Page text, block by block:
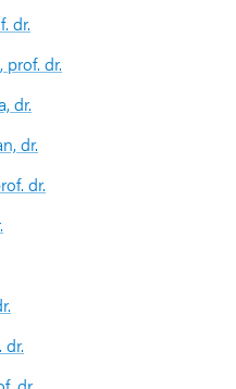
dr.
dr.
dr.
dr.
dr.